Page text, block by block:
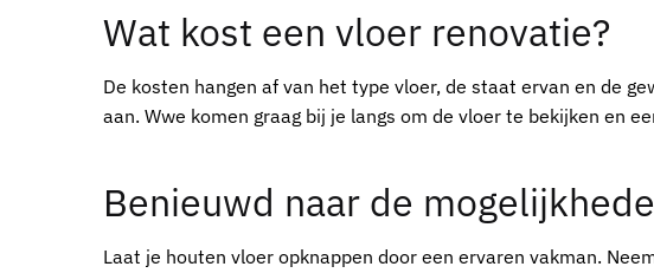
Wat kost een vloer renovatie?
De kosten hangen af van het type vloer, de staat ervan en de
aan. Wwe komen graag bij je langs om de vloer te bekijken en
Benieuwd naar de
Laat je houten vloer opknappen door een ervaren vakman.